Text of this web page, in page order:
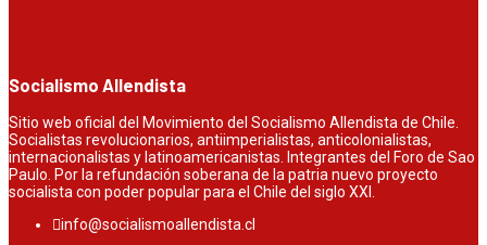
Socialismo Allendista
Sitio web oficial del Movimiento del Socialismo Allendista de Chile.
Socialistas revolucionarios, antiimperialistas, anticolonialistas,
internacionalistas y latinoamericanistas. Integrantes del Foro de Sao
Paulo. Por la refundación soberana de la patria nuevo proyecto
socialista con poder popular para el Chile del siglo XXI.
info@socialismoallendista.cl